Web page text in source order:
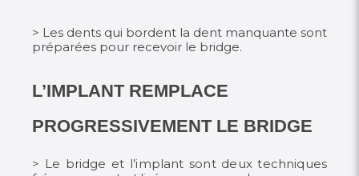
> Les dents qui bordent la dent manquante sont
préparées pour recevoir le bridge.
L’IMPLANT REMPLACE
PROGRESSIVEMENT LE BRIDGE
> Le bridge et l’implant sont deux techniques